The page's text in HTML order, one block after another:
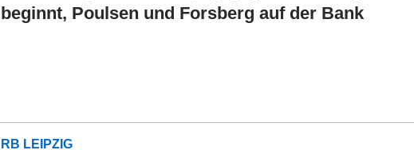
beginnt, Poulsen und Forsberg auf der Bank
RB LEIPZIG